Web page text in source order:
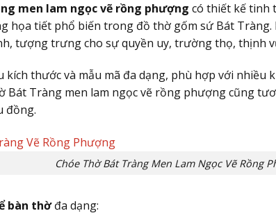
men lam ngọc vẽ rồng phượng có thiết kế tinh
họa tiết phổ biến trong đồ thờ gốm sứ Bát
tượng trưng cho sự quyền uy, trường thọ, thịnh
kích thước và mẫu mã đa dạng, phù hợp với nhiều
Bát Tràng men lam ngọc vẽ rồng phượng cũng
đồng.
Chóe Thờ Bát Tràng Men Lam Ngọc Vẽ Rồng
bàn thờđa dạng: